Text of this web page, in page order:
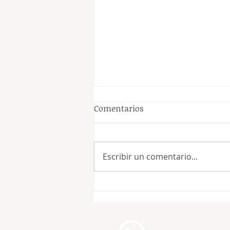
Comentarios
Escribir un comentario...